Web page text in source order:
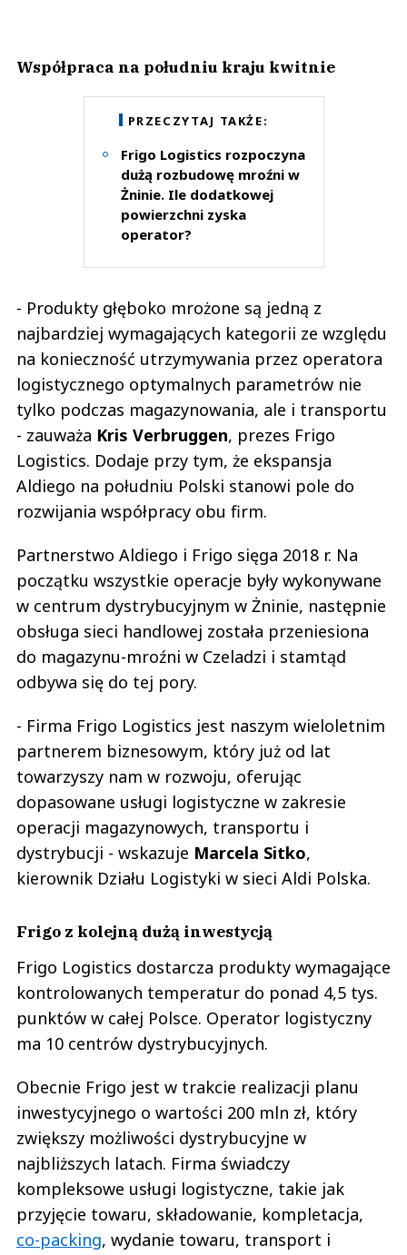
Współpraca na południu kraju kwitnie
PRZECZYTAJ TAKŻE:
Frigo Logistics rozpoczyna
dużą rozbudowę mroźni w
Żninie. Ile dodatkowej
powierzchni zyska
operator?
- Produkty głęboko mrożone są jedną z
najbardziej wymagających kategorii ze względu
na konieczność utrzymywania przez operatora
logistycznego optymalnych parametrów nie
tylko podczas magazynowania, ale i transportu
- zauważa Kris Verbruggen, prezes Frigo
Logistics. Dodaje przy tym, że ekspansja
Aldiego na południu Polski stanowi pole do
rozwijania współpracy obu firm.
Partnerstwo Aldiego i Frigo sięga 2018 r. Na
początku wszystkie operacje były wykonywane
w centrum dystrybucyjnym w Żninie, następnie
obsługa sieci handlowej została przeniesiona
do magazynu-mroźni w Czeladzi i stamtąd
odbywa się do tej pory.
- Firma Frigo Logistics jest naszym wieloletnim
partnerem biznesowym, który już od lat
towarzyszy nam w rozwoju, oferując
dopasowane usługi logistyczne w zakresie
operacji magazynowych, transportu i
dystrybucji - wskazuje Marcela Sitko,
kierownik Działu Logistyki w sieci Aldi Polska.
Frigo z kolejną dużą inwestycją
Frigo Logistics dostarcza produkty wymagające
kontrolowanych temperatur do ponad 4,5 tys.
punktów w całej Polsce. Operator logistyczny
ma 10 centrów dystrybucyjnych.
Obecnie Frigo jest w trakcie realizacji planu
inwestycyjnego o wartości 200 mln zł, który
zwiększy możliwości dystrybucyjne w
najbliższych latach. Firma świadczy
kompleksowe usługi logistyczne, takie jak
przyjęcie towaru, składowanie, kompletacja,
co-packing, wydanie towaru, transport i